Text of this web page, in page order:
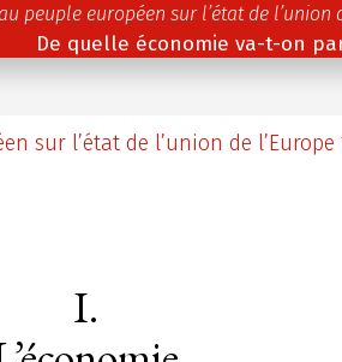
peuple européen sur l’état de l’union
De quelle économie va-t-on
sur l’état de l’union de l’Europe
I.